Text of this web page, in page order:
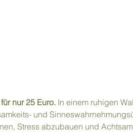
nur 25 Euro. In einem ruhigen
und
Stress abzubauen und